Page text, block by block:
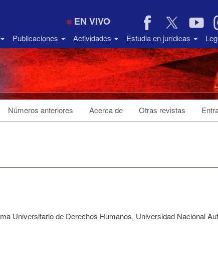
EN VIVO
Publicaciones Actividades Estudia en jurídicas
Números anteriores Acerca de Otras revistas
Universitario de Derechos Humanos, Universidad Nacional